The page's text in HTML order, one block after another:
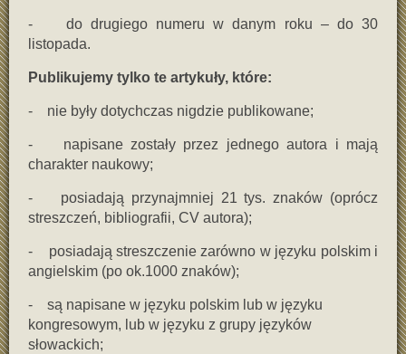
- do drugiego numeru w danym roku – do 30
listopada.
Publikujemy tylko te artykuły, które:
- nie były dotychczas nigdzie publikowane;
- napisane zostały przez jednego autora i mają
charakter naukowy;
- posiadają przynajmniej 21 tys. znaków (oprócz
streszczeń, bibliografii, CV autora);
- posiadają streszczenie zarówno w języku polskim i
angielskim (po ok.1000 znaków);
- są napisane w języku polskim lub w języku
kongresowym, lub w języku z grupy języków
słowackich;